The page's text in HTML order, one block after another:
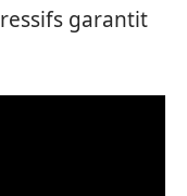
garantit